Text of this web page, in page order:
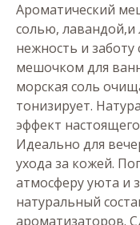
Ароматический
солью,
нежность и
мешочком для
морская соль
тонизирует.
эффект
Идеально для
ухода за кожей.
атмосферу уюта и
натуральный
ароматизаторов.